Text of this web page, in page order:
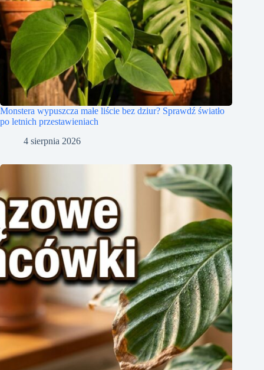
Monstera wypuszcza małe liście bez dziur? Sprawdź światło
po letnich przestawieniach
4 sierpnia 2026